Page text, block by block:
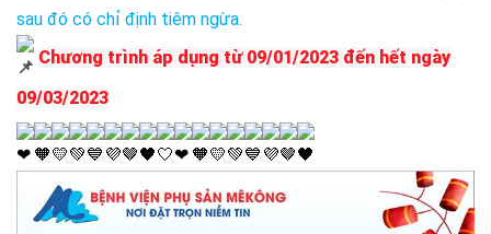
sau đó có chỉ định tiêm ngừa.
Chương trình áp dụng từ 09/01/2023 đến hết ngày
09/03/2023